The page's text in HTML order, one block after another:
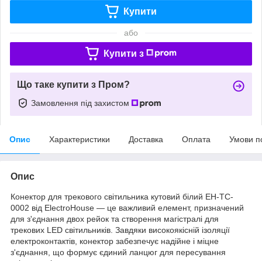
Купити
або
Купити з
Що таке купити з Пром?
Замовлення під захистом
Опис Характеристики Доставка Оплата Умови
Опис
Конектор для трекового світильника кутовий білий EH-TC-
0002 від ElectroHouse — це важливий елемент, призначений
для з'єднання двох рейок та створення магістралі для
трекових LED світильників. Завдяки високоякісній ізоляції
електроконтактів, конектор забезпечує надійне і міцне
з'єднання, що формує єдиний ланцюг для пересування